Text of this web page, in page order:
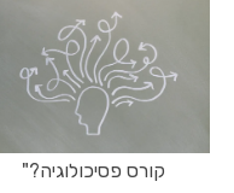
קורס פסיכולוגיה?"